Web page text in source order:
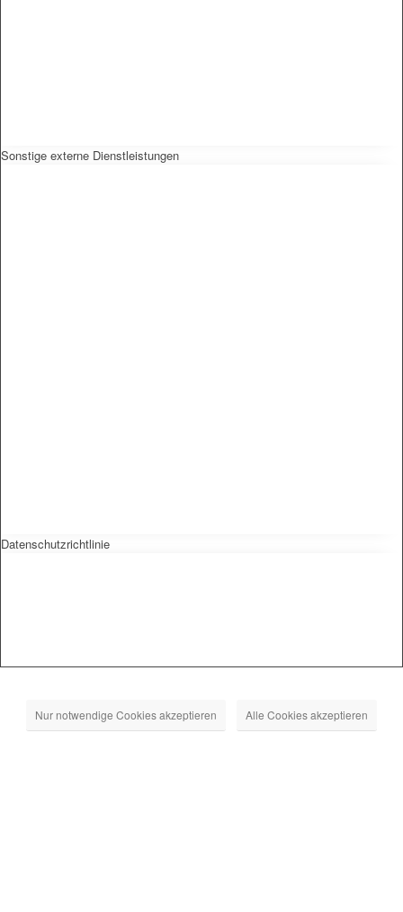
Sonstige externe Dienstleistungen
Datenschutzrichtlinie
Nur notwendige Cookies akzeptieren Alle Cookies akzeptieren